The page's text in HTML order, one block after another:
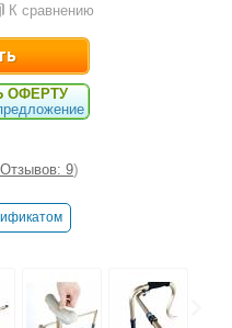
К сравнению
ОФЕРТУ
Отзывов: 9)